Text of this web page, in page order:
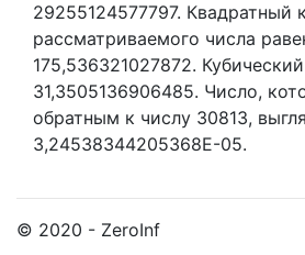
29255124577797. Квадратный
рассматриваемого числа
175,536321027872.
31,3505136906485. Число,
обратным к числу 30813,
3,24538344205368E-05.
© 2020 - ZeroInf